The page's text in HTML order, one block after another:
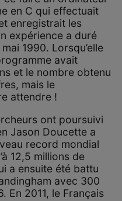
en C qui effectuait
enregistrait les
expérience a duré
1990. Lorsqu’elle
avait
et le nombre obtenu
mais le
attendre !
ont poursuivi
Jason Doucette a
record mondial
12,5 millions de
a ensuite été battu
avec 300
En 2011, le Français